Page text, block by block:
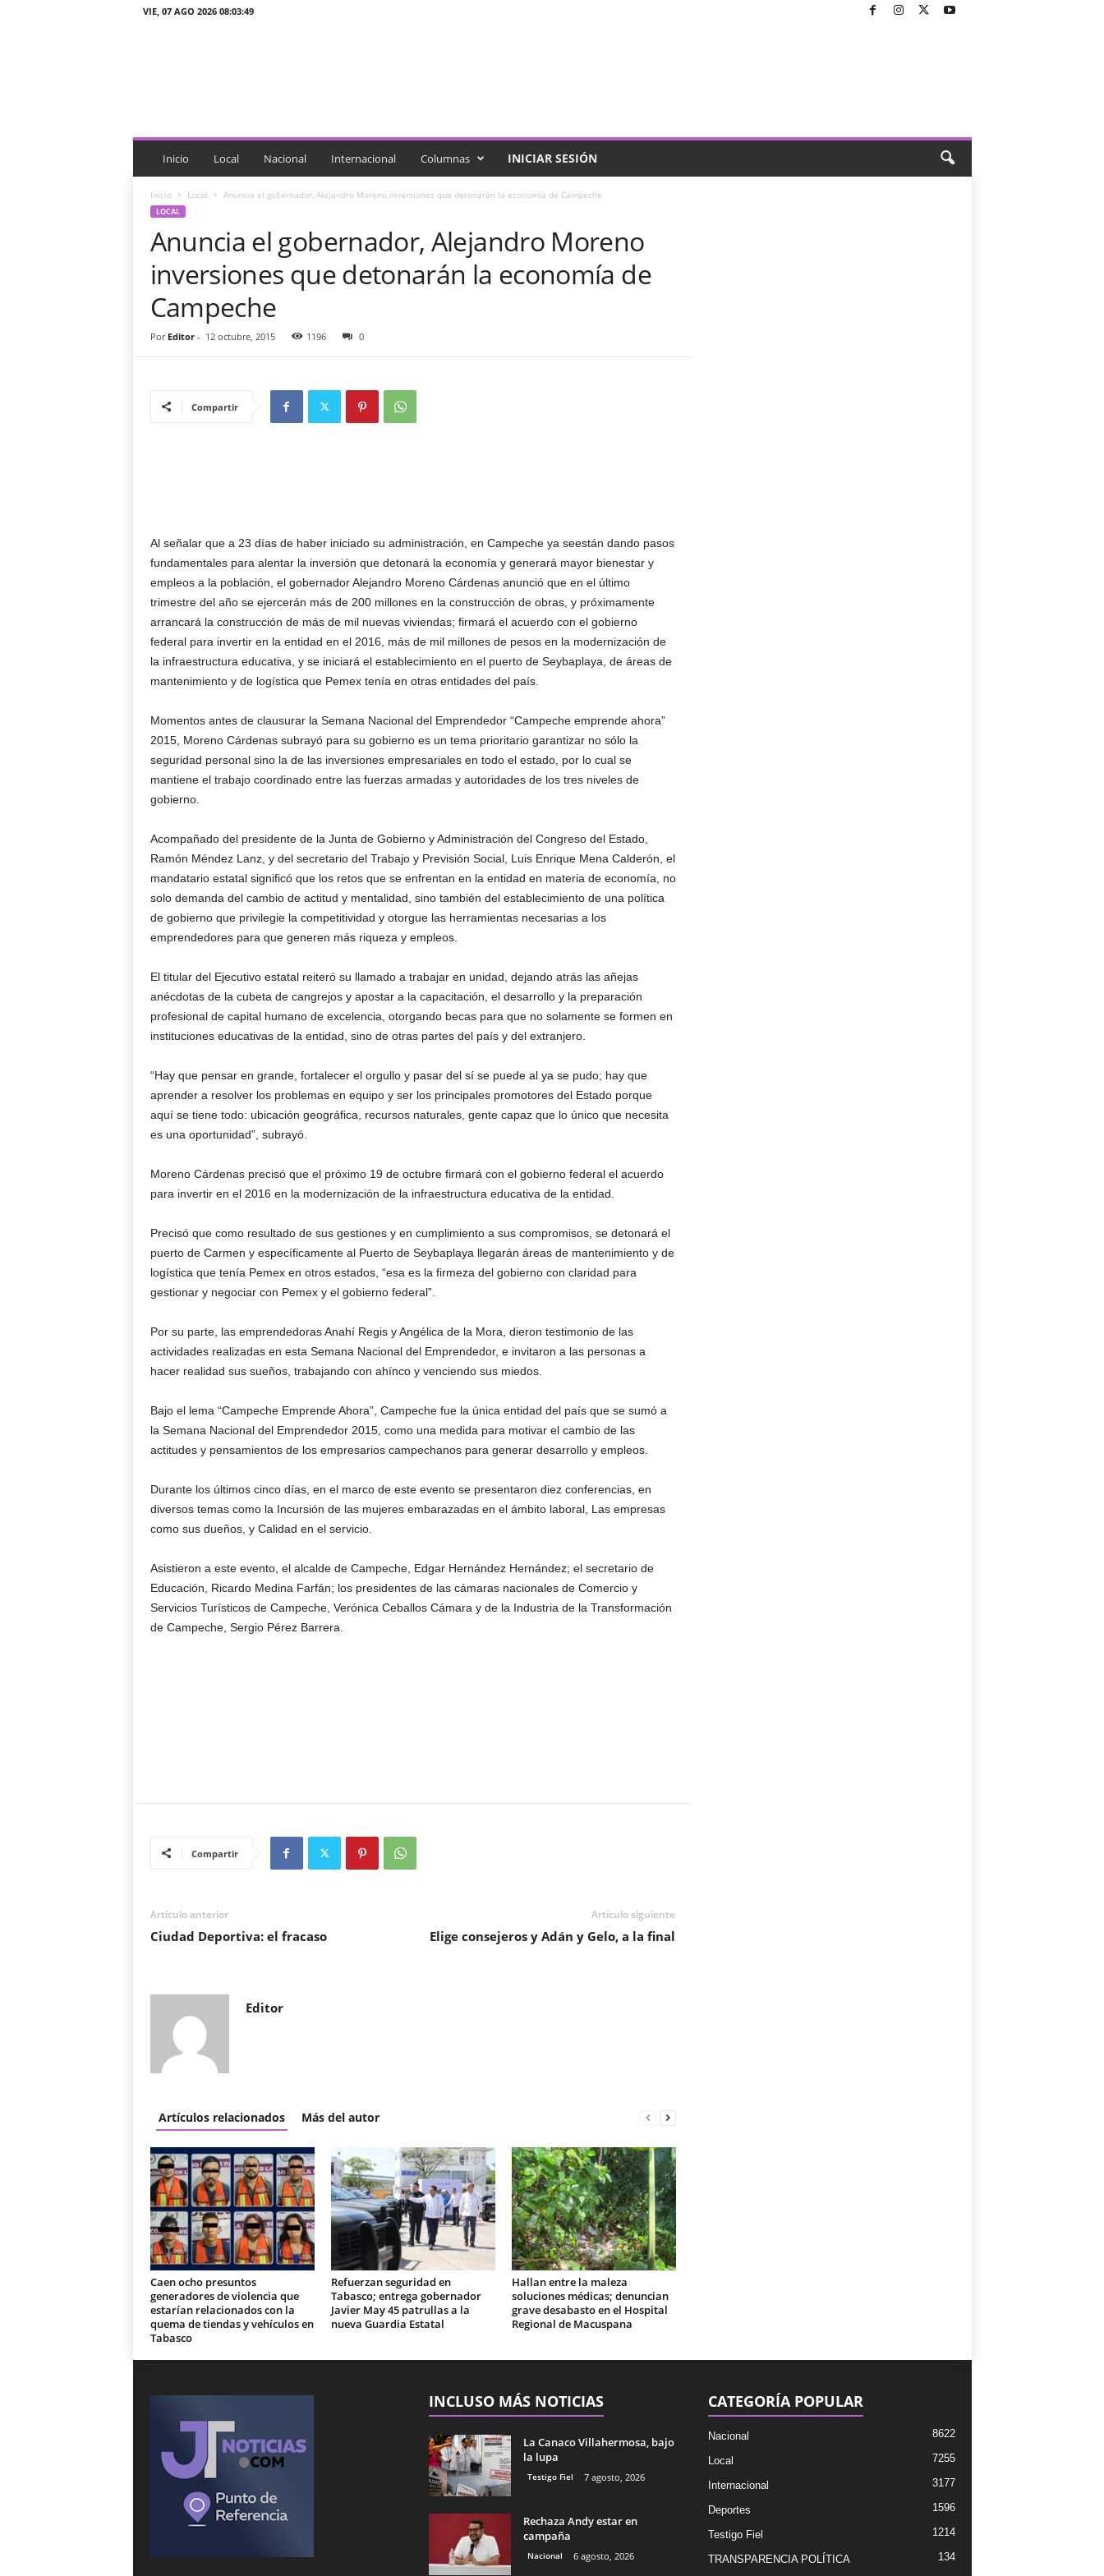
VIE, 07 AGO 2026 08:03:49
c
a
Inicio Local Nacional Internacional Columnas INICIAR SESIÓN
Inicio Local Anuncia el gobernador, Alejandro Moreno inversiones que detonarán la economía de Campeche
LOCAL
Anuncia el gobernador, Alejandro Moreno
inversiones que detonarán la economía de
Campeche
Por Editor- 12 octubre, 2015 1196 0
Compartir
Al señalar que a 23 días de haber iniciado su administración, en Campeche ya seestán dando pasos
fundamentales para alentar la inversión que detonará la economía y generará mayor bienestar y
empleos a la población, el gobernador Alejandro Moreno Cárdenas anunció que en el último
trimestre del año se ejercerán más de 200 millones en la construcción de obras, y próximamente
arrancará la construcción de más de mil nuevas viviendas; firmará el acuerdo con el gobierno
federal para invertir en la entidad en el 2016, más de mil millones de pesos en la modernización de
la infraestructura educativa, y se iniciará el establecimiento en el puerto de Seybaplaya, de áreas de
mantenimiento y de logística que Pemex tenía en otras entidades del país.
Momentos antes de clausurar la Semana Nacional del Emprendedor “Campeche emprende ahora”
2015, Moreno Cárdenas subrayó para su gobierno es un tema prioritario garantizar no sólo la
seguridad personal sino la de las inversiones empresariales en todo el estado, por lo cual se
mantiene el trabajo coordinado entre las fuerzas armadas y autoridades de los tres niveles de
gobierno.
Acompañado del presidente de la Junta de Gobierno y Administración del Congreso del Estado,
Ramón Méndez Lanz, y del secretario del Trabajo y Previsión Social, Luis Enrique Mena Calderón, el
mandatario estatal significó que los retos que se enfrentan en la entidad en materia de economía, no
solo demanda del cambio de actitud y mentalidad, sino también del establecimiento de una política
de gobierno que privilegie la competitividad y otorgue las herramientas necesarias a los
emprendedores para que generen más riqueza y empleos.
El titular del Ejecutivo estatal reiteró su llamado a trabajar en unidad, dejando atrás las añejas
anécdotas de la cubeta de cangrejos y apostar a la capacitación, el desarrollo y la preparación
profesional de capital humano de excelencia, otorgando becas para que no solamente se formen en
instituciones educativas de la entidad, sino de otras partes del país y del extranjero.
“Hay que pensar en grande, fortalecer el orgullo y pasar del sí se puede al ya se pudo; hay que
aprender a resolver los problemas en equipo y ser los principales promotores del Estado porque
aquí se tiene todo: ubicación geográfica, recursos naturales, gente capaz que lo único que necesita
es una oportunidad”, subrayó.
Moreno Cárdenas precisó que el próximo 19 de octubre firmará con el gobierno federal el acuerdo
para invertir en el 2016 en la modernización de la infraestructura educativa de la entidad.
Precisó que como resultado de sus gestiones y en cumplimiento a sus compromisos, se detonará el
puerto de Carmen y específicamente al Puerto de Seybaplaya llegarán áreas de mantenimiento y de
logística que tenía Pemex en otros estados, “esa es la firmeza del gobierno con claridad para
gestionar y negociar con Pemex y el gobierno federal”.
Por su parte, las emprendedoras Anahí Regis y Angélica de la Mora, dieron testimonio de las
actividades realizadas en esta Semana Nacional del Emprendedor, e invitaron a las personas a
hacer realidad sus sueños, trabajando con ahínco y venciendo sus miedos.
Bajo el lema “Campeche Emprende Ahora”, Campeche fue la única entidad del país que se sumó a
la Semana Nacional del Emprendedor 2015, como una medida para motivar el cambio de las
actitudes y pensamientos de los empresarios campechanos para generar desarrollo y empleos.
Durante los últimos cinco días, en el marco de este evento se presentaron diez conferencias, en
diversos temas como la Incursión de las mujeres embarazadas en el ámbito laboral, Las empresas
como sus dueños, y Calidad en el servicio.
Asistieron a este evento, el alcalde de Campeche, Edgar Hernández Hernández; el secretario de
Educación, Ricardo Medina Farfán; los presidentes de las cámaras nacionales de Comercio y
Servicios Turísticos de Campeche, Verónica Ceballos Cámara y de la Industria de la Transformación
de Campeche, Sergio Pérez Barrera.
Compartir
Artículo anterior
Ciudad Deportiva: el fracaso
Artículo siguiente
Elige consejeros y Adán y Gelo, a la final
Editor
Artículos relacionados Más del autor
Caen ocho presuntos
generadores de violencia que
estarían relacionados con la
quema de tiendas y vehículos en
Tabasco
Refuerzan seguridad en
Tabasco; entrega gobernador
Javier May 45 patrullas a la
nueva Guardia Estatal
Hallan entre la maleza
soluciones médicas; denuncian
grave desabasto en el Hospital
Regional de Macuspana
INCLUSO MÁS NOTICIAS
La Canaco Villahermosa, bajo
la lupa
Testigo Fiel 7 agosto, 2026
Rechaza Andy estar en
campaña
Nacional 6 agosto, 2026
CATEGORÍA POPULAR
Nacional 8622
Local 7255
Internacional 3177
Deportes 1596
Testigo Fiel 1214
TRANSPARENCIA POLÍTICA
134